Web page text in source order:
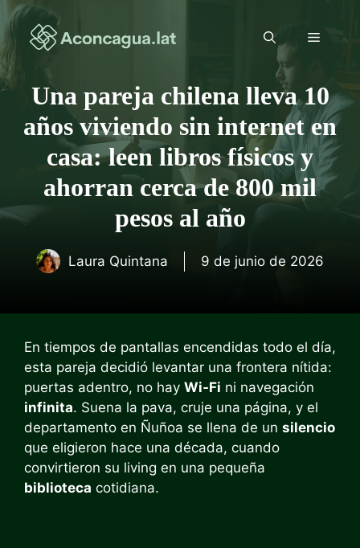
Saltar
al
contenido
Menú
Una pareja chilena lleva 10
años viviendo sin internet en
casa: leen libros físicos y
ahorran cerca de 800 mil
pesos al año
Laura Quintana 9 de junio de 2026
En tiempos de pantallas encendidas todo el día,
esta pareja decidió levantar una frontera nítida:
puertas adentro, no hay Wi‑Fi ni navegación
infinita. Suena la pava, cruje una página, y el
departamento en Ñuñoa se llena de un silencio
que eligieron hace una década, cuando
convirtieron su living en una pequeña
biblioteca cotidiana.